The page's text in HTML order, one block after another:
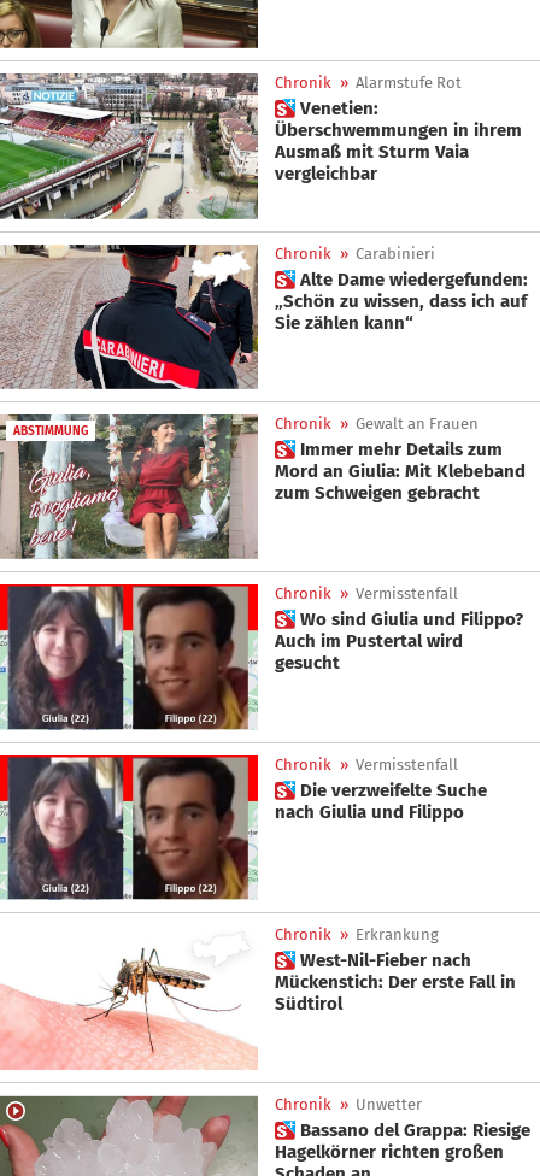
Chronik » Alarmstufe Rot
 Venetien:
Überschwemmungen in ihrem
Ausmaß mit Sturm Vaia
vergleichbar
Chronik » Carabinieri
 Alte Dame wiedergefunden:
„Schön zu wissen, dass ich auf
Sie zählen kann“
ABSTIMMUNG Chronik » Gewalt an Frauen
 Immer mehr Details zum
Mord an Giulia: Mit Klebeband
zum Schweigen gebracht
Chronik » Vermisstenfall
 Wo sind Giulia und Filippo?
Auch im Pustertal wird
gesucht
Chronik » Vermisstenfall
 Die verzweifelte Suche
nach Giulia und Filippo
Chronik » Erkrankung
 West-Nil-Fieber nach
Mückenstich: Der erste Fall in
Südtirol
Chronik » Unwetter
 Bassano del Grappa: Riesige
Hagelkörner richten großen